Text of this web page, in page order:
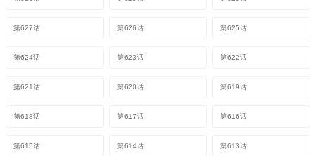
第627话 第626话 第625话
第624话 第623话 第622话
第621话 第620话 第619话
第618话 第617话 第616话
第615话 第614话 第613话